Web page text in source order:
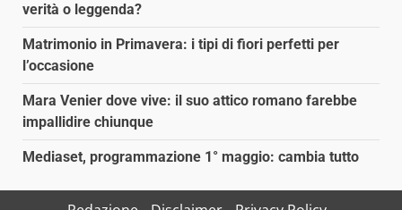
verità o leggenda?
Matrimonio in Primavera: i tipi di fiori perfetti per
l’occasione
Mara Venier dove vive: il suo attico romano farebbe
impallidire chiunque
Mediaset, programmazione 1° maggio: cambia tutto